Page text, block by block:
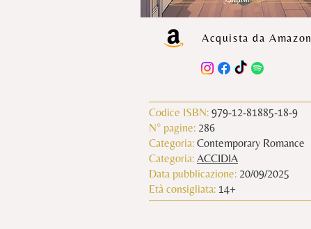
Acquista da Amazon
Codice ISBN: 979-12-81885-18-9
N° pagine: 286
Categoria: Contemporary Romance
Categoria: ACCIDIA
Data pubblicazione: 20/09/2025
Età consigliata: 14+